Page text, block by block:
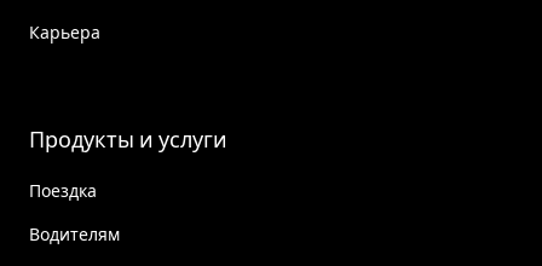
Карьера
Продукты и услуги
Поездка
Водителям